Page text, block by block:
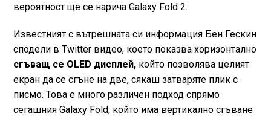
вероятност ще се нарича Galaxy Fold 2.
Известният с вътрешната си информация Бен Гескин
сподели в Twitter видео, което показва хоризонтално
сгъващ се OLED дисплей,който позволява целият
екран да се сгъне на две, сякаш затваряте плик с
писмо. Това е много различен подход спрямо
сегашния Galaxy Fold, който има вертикално сгъване